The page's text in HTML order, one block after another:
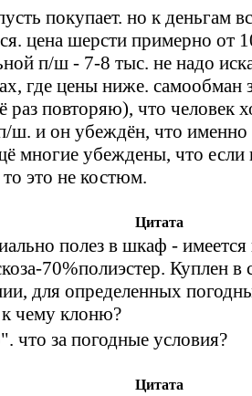
покупает. но к деньгам
цена шерсти примерно от
п/ш - 7-8 тыс. не надо
где цены ниже. самообман
раз повторяю), что человек
ш. и он убеждён, что
многие убеждены, что если
это не костюм.
Цитата
полез в шкаф -
70%полиэстер. Куплен в
для определенных
чему клоню?
что за погодные условия?
Цитата